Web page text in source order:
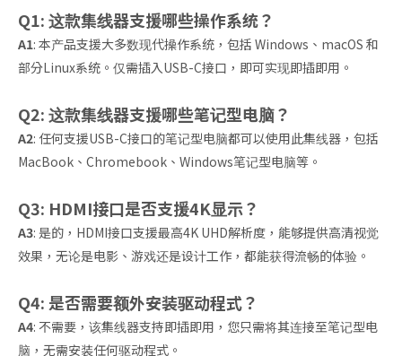
Q1: 这款集线器支援哪些操作系统？
A1: 本产品支援大多数现代操作系统，包括 Windows、macOS 和
部分Linux系统。仅需插入USB-C接口，即可实现即插即用。
Q2: 这款集线器支援哪些笔记型电脑？
A2: 任何支援USB-C接口的笔记型电脑都可以使用此集线器，包括
MacBook、Chromebook、Windows笔记型电脑等。
Q3: HDMI接口是否支援4K显示？
A3: 是的，HDMI接口支援最高4K UHD解析度，能够提供高清视觉
效果，无论是电影、游戏还是设计工作，都能获得流畅的体验。
Q4: 是否需要额外安装驱动程式？
A4: 不需要，该集线器支持即插即用，您只需将其连接至笔记型电
脑，无需安装任何驱动程式。